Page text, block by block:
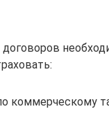
коммерческому